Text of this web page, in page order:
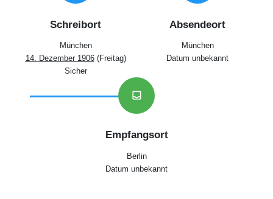
Schreibort
München
14. Dezember 1906(Freitag)
Sicher
Absendeort
München
Datum unbekannt
inbox
Empfangsort
Berlin
Datum unbekannt